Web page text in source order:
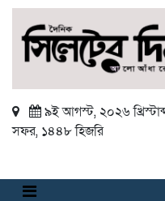
৯ই আগস্ট, ২০২৬
সফর, ১৪৪৮ হিজরি